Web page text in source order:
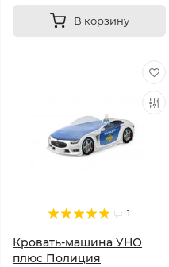
В корзину
1
Кровать-машина УНО
плюс Полиция